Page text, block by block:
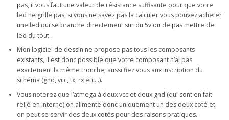
pas, il vous faut une valeur de résistance suffisante pour que votre
led ne grille pas, si vous ne savez pas la calculer vous pouvez acheter
une led qui se branche directement sur du 5v ou de pas mettre de
led du tout.
Mon logiciel de dessin ne propose pas tous les composants
existants, il est donc possible que votre composant n’ai pas
exactement la même tronche, aussi fiez vous aux inscription du
schéma (gnd, vcc, tx, rx etc…).
Vous noterez que l’atmega à deux vcc et deux gnd (qui sont en fait
relié en interne) on alimente donc uniquement un des deux coté et
on peut se servir des deux cotés pour des raisons pratiques.